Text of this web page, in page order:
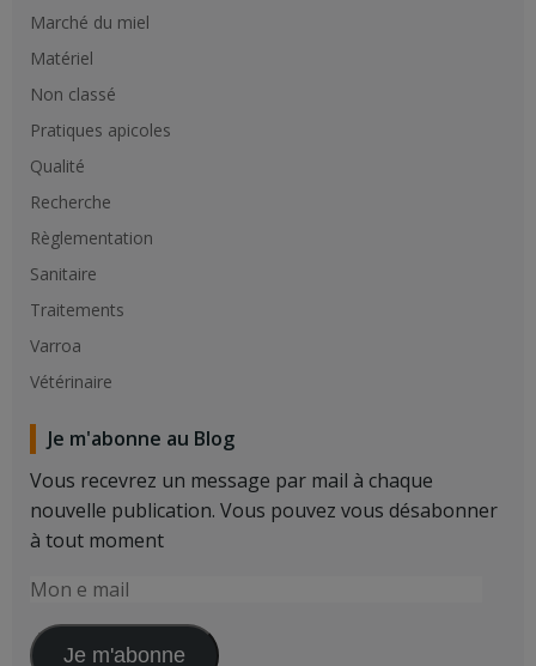
Marché du miel
Matériel
Non classé
Pratiques apicoles
Qualité
Recherche
Règlementation
Sanitaire
Traitements
Varroa
Vétérinaire
Je m'abonne au Blog
Vous recevrez un message par mail à chaque
nouvelle publication. Vous pouvez vous désabonner
à tout moment
Mon
mail Je m'abonne